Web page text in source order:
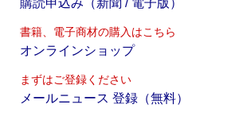
購読申込み（新聞 / 電子版）
書籍、電子商材の購入はこちら
オンラインショップ
まずはご登録ください
メールニュース 登録（無料）